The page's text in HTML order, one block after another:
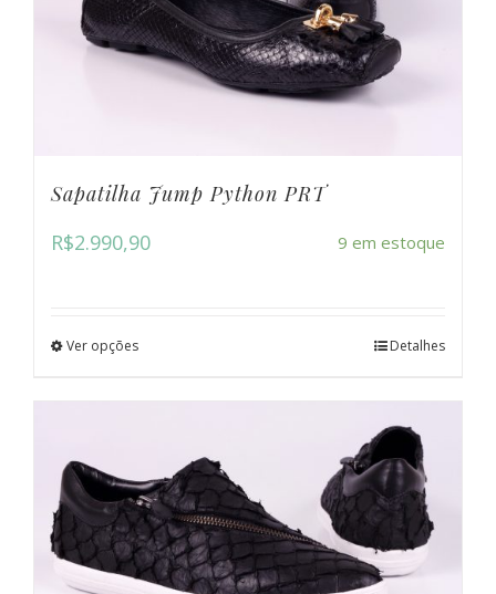
Sapatilha Jump Python PRT
R$2.990,90 9 em estoque
Ver opções Detalhes